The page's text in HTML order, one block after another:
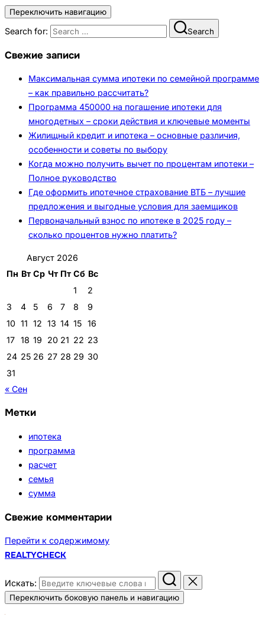
Переключить навигацию
Search for: Search
Свежие записи
Максимальная сумма ипотеки по семейной программе
– как правильно рассчитать?
Программа 450000 на погашение ипотеки для
многодетных – сроки действия и ключевые моменты
Жилищный кредит и ипотека – основные различия,
особенности и советы по выбору
Когда можно получить вычет по процентам ипотеки –
Полное руководство
Где оформить ипотечное страхование ВТБ – лучшие
предложения и выгодные условия для заемщиков
Первоначальный взнос по ипотеке в 2025 году –
сколько процентов нужно платить?
Август 2026
Пн Вт Ср Чт Пт Сб Вс
1
2
3
4 5 6 7 8
9
10 11 12 13 14 15 16
17 18 19 20 21 22 23
24 25 26 27 28 29 30
31
« Сен
Метки
ипотека
программа
расчет
семья
сумма
Свежие комментарии
Перейти к содержимому
REALTYCHECK
Искать:
Переключить боковую панель и навигацию